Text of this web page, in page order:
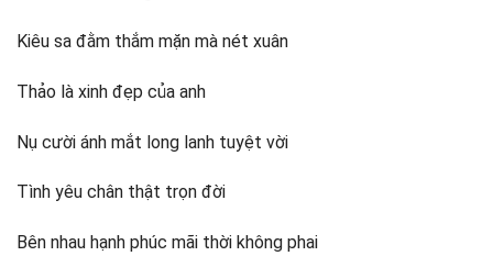
Kiêu sa đằm thắm mặn mà nét xuân
Thảo là xinh đẹp của anh
Nụ cười ánh mắt long lanh tuyệt vời
Tình yêu chân thật trọn đời
Bên nhau hạnh phúc mãi thời không phai